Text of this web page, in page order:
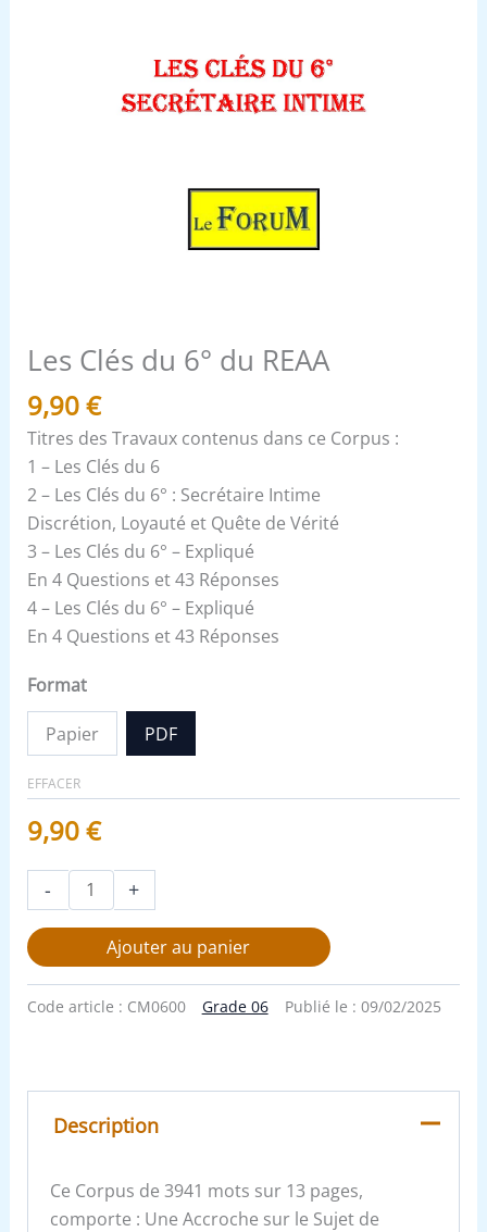
Les Clés du 6° du REAA
9,90€
Titres des Travaux contenus dans ce Corpus :
1 – Les Clés du 6
2 – Les Clés du 6° : Secrétaire Intime
Discrétion, Loyauté et Quête de Vérité
3 – Les Clés du 6° – Expliqué
En 4 Questions et 43 Réponses
4 – Les Clés du 6° – Expliqué
En 4 Questions et 43 Réponses
Format
Papier PDF
EFFACER
9,90€
- +
Ajouter au panier
Code article : CM0600 Grade 06 Publié le : 09/02/2025
Description
Ce Corpus de 3941 mots sur 13 pages,
comporte : Une Accroche sur le Sujet de